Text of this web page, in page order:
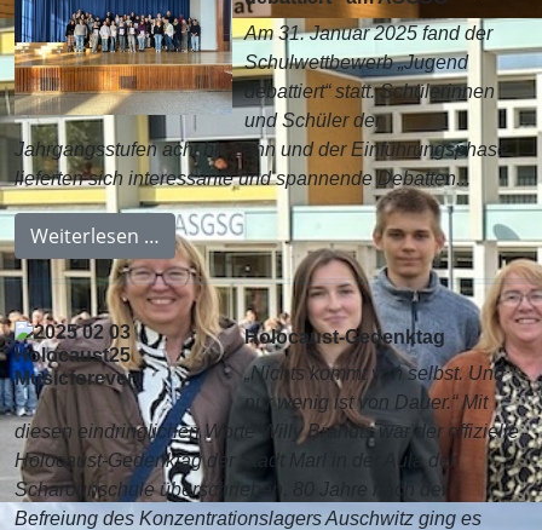
Am 31. Januar 2025 fand der
Schulwettbewerb „Jugend
debattiert“ statt. Schülerinnen
und Schüler der
Jahrgangsstufen acht bis zehn und der Einführungsphase
lieferten sich interessante und spannende Debatten...
Weiterlesen …
Holocaust-Gedenktag
„Nichts kommt von selbst. Und
nur wenig ist von Dauer.“ Mit
diesen eindringlichen Worte Willy Brandts war der offizielle
Holocaust-Gedenktag der Stadt Marl in der Aula der
Scharounschule überschrieben. 80 Jahre nach der
Befreiung des Konzentrationslagers Auschwitz ging es